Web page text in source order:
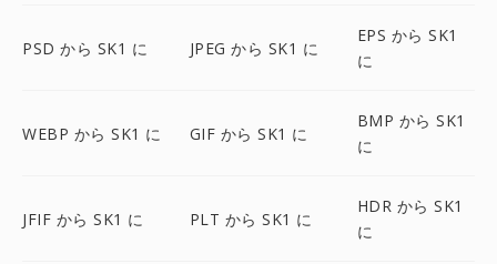
PSD から SK1 に JPEG から SK1 に
EPS から SK1
に
WEBP から SK1 に GIF から SK1 に
BMP から SK1
に
JFIF から SK1 に PLT から SK1 に
HDR から SK1
に